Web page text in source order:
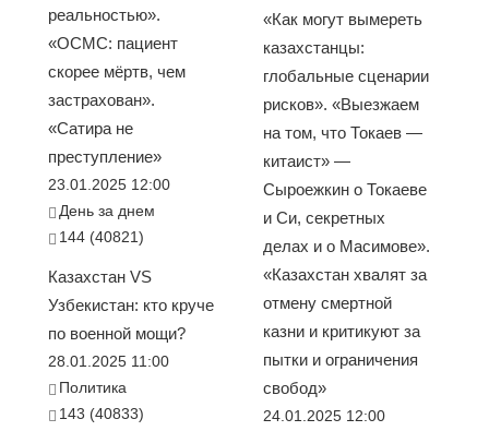
реальностью».
«ОСМС: пациент
скорее мёртв, чем
застрахован».
«Сатира не
преступление»
23.01.2025 12:00
День за днем
144 (40821)
Казахстан VS
Узбекистан: кто круче
по военной мощи?
28.01.2025 11:00
Политика
143 (40833)
«Как могут вымереть
казахстанцы:
глобальные сценарии
рисков». «Выезжаем
на том, что Токаев —
китаист» —
Сыроежкин о Токаеве
и Си, секретных
делах и о Масимове».
«Казахстан хвалят за
отмену смертной
казни и критикуют за
пытки и ограничения
свобод»
24.01.2025 12:00